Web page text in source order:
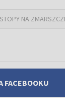
NA
FACEBOOKU